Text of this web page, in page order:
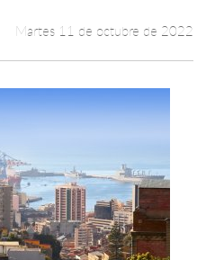
Martes 11 de octubre de 2022